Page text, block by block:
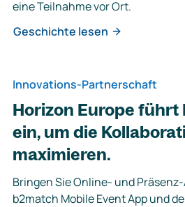
eine Teilnahme vor Ort.
Geschichte lesen
Innovations-Partnerschaft
Horizon Europe führt
ein, um die
maximieren.
Bringen Sie Online- und
b2match Mobile Event App und